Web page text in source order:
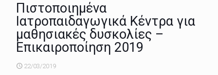
Πιστοποιημένα
Ιατροπαιδαγωγικά Κέντρα για
μαθησιακές δυσκολίες –
Επικαιροποίηση 2019
22/03/2019